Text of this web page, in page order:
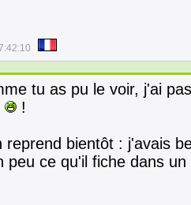
tu as pu le voir, j'ai
!
reprend bientôt : j'avais
peu ce qu'il fiche dans